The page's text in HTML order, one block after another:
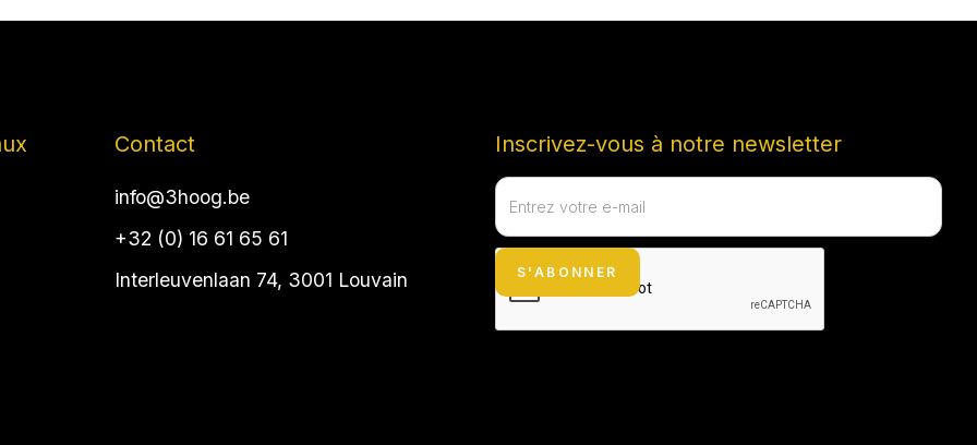
Contact
info@3hoog.be
+32 (0) 16 61 65 61
Interleuvenlaan 74, 3001 Louvain
Inscrivez-vous à notre newsletter